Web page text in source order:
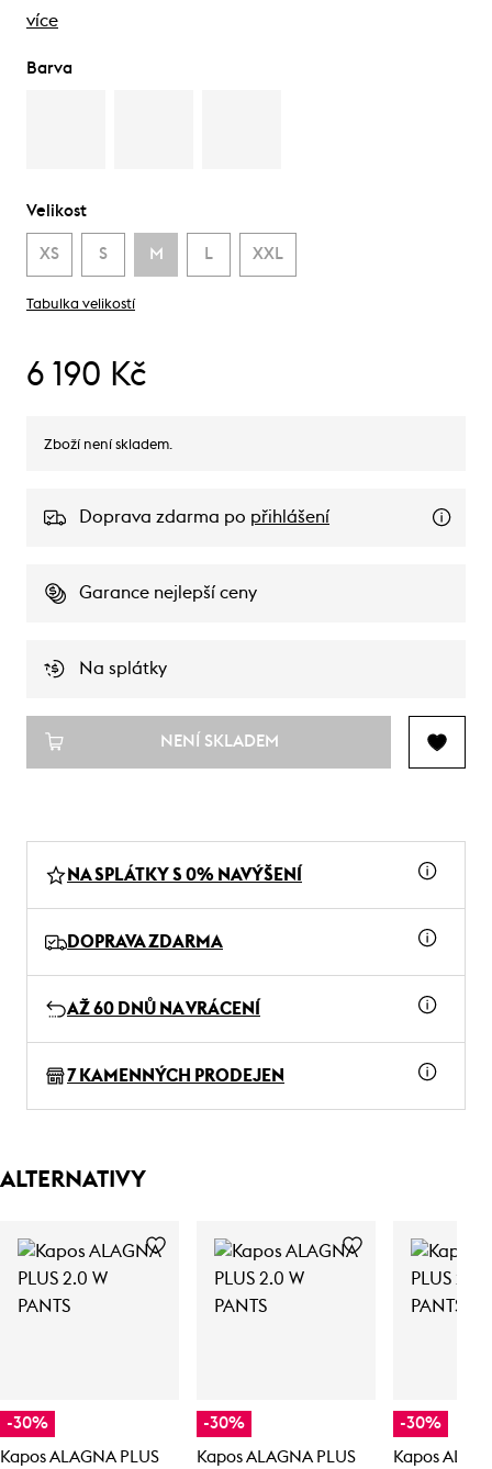
více
Barva
Velikost
XS S M L XXL
Tabulka velikostí
6 190 Kč
Zboží není skladem.
Doprava zdarma po přihlášení
Garance nejlepší ceny
Na splátky
NENÍ SKLADEM
NA SPLÁTKY S 0% NAVÝŠENÍ
DOPRAVA ZDARMA
AŽ 60 DNŮ NA VRÁCENÍ
7 KAMENNÝCH PRODEJEN
ALTERNATIVY
-30%
Kapos ALAGNA PLUS
-30%
Kapos ALAGNA PLUS
-30%
Kapos